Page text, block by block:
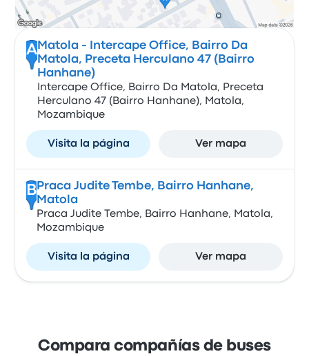
A Matola - Intercape Office, Bairro Da
Matola, Preceta Herculano 47 (Bairro
Hanhane)
Intercape Office, Bairro Da Matola, Preceta
Herculano 47 (Bairro Hanhane), Matola,
Mozambique
Visita la página Ver mapa
B Praca Judite Tembe, Bairro Hanhane,
Matola
Praca Judite Tembe, Bairro Hanhane, Matola,
Mozambique
Visita la página Ver mapa
Compara compañías de buses